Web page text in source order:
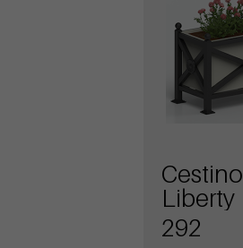
Cestino
Liberty
292